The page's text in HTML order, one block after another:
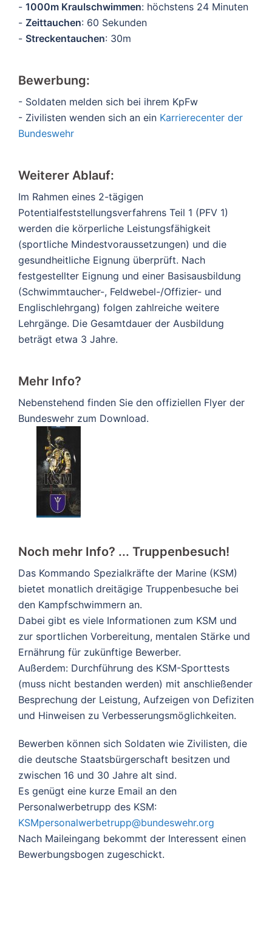
- 1000m Kraulschwimmen: höchstens 24 Minuten
- Zeittauchen: 60 Sekunden
- Streckentauchen: 30m
Bewerbung:
- Soldaten melden sich bei ihrem KpFw
- Zivilisten wenden sich an ein Karrierecenter der
Bundeswehr
Weiterer Ablauf:
Im Rahmen eines 2-tägigen
Potentialfeststellungsverfahrens Teil 1 (PFV 1)
werden die körperliche Leistungsfähigkeit
(sportliche Mindestvoraussetzungen) und die
gesundheitliche Eignung überprüft. Nach
festgestellter Eignung und einer Basisausbildung
(Schwimmtaucher-, Feldwebel-/Offizier- und
Englischlehrgang) folgen zahlreiche weitere
Lehrgänge. Die Gesamtdauer der Ausbildung
beträgt etwa 3 Jahre.
Mehr Info?
Nebenstehend finden Sie den offiziellen Flyer der
Bundeswehr zum Download.
Noch mehr Info? ... Truppenbesuch!
Das Kommando Spezialkräfte der Marine (KSM)
bietet monatlich dreitägige Truppenbesuche bei
den Kampfschwimmern an.
Dabei gibt es viele Informationen zum KSM und
zur sportlichen Vorbereitung, mentalen Stärke und
Ernährung für zukünftige Bewerber.
Außerdem: Durchführung des KSM-Sporttests
(muss nicht bestanden werden) mit anschließender
Besprechung der Leistung, Aufzeigen von Defiziten
und Hinweisen zu Verbesserungsmöglichkeiten.
Bewerben können sich Soldaten wie Zivilisten, die
die deutsche Staatsbürgerschaft besitzen und
zwischen 16 und 30 Jahre alt sind.
Es genügt eine kurze Email an den
Personalwerbetrupp des KSM:
KSMpersonalwerbetrupp@bundeswehr.org
Nach Maileingang bekommt der Interessent einen
Bewerbungsbogen zugeschickt.